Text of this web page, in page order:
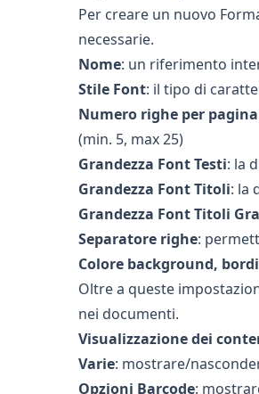
Per creare un nuovo
necessarie.
Nome: un riferimento
Stile Font: il tipo di
Numero righe per pagina
(min. 5, max 25)
Grandezza Font Testi: la
Grandezza Font Titoli: la
Grandezza Font Titoli
Separatore righe:
Colore background,
Oltre a queste
nei documenti.
Visualizzazione dei
Varie: mostrare/
Opzioni Barcode: